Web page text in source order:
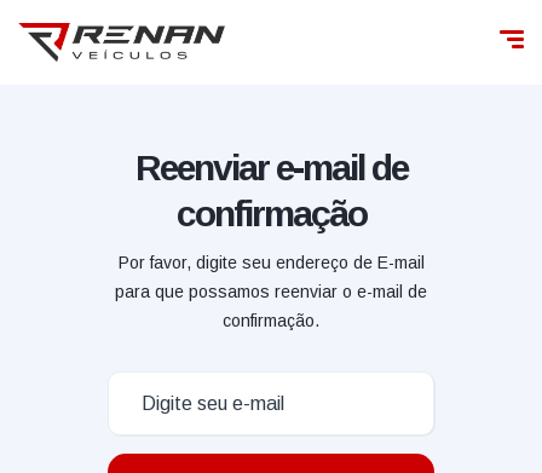
Reenviar e-mail de
confirmação
Por favor, digite seu endereço de E-mail
para que possamos reenviar o e-mail de
confirmação.